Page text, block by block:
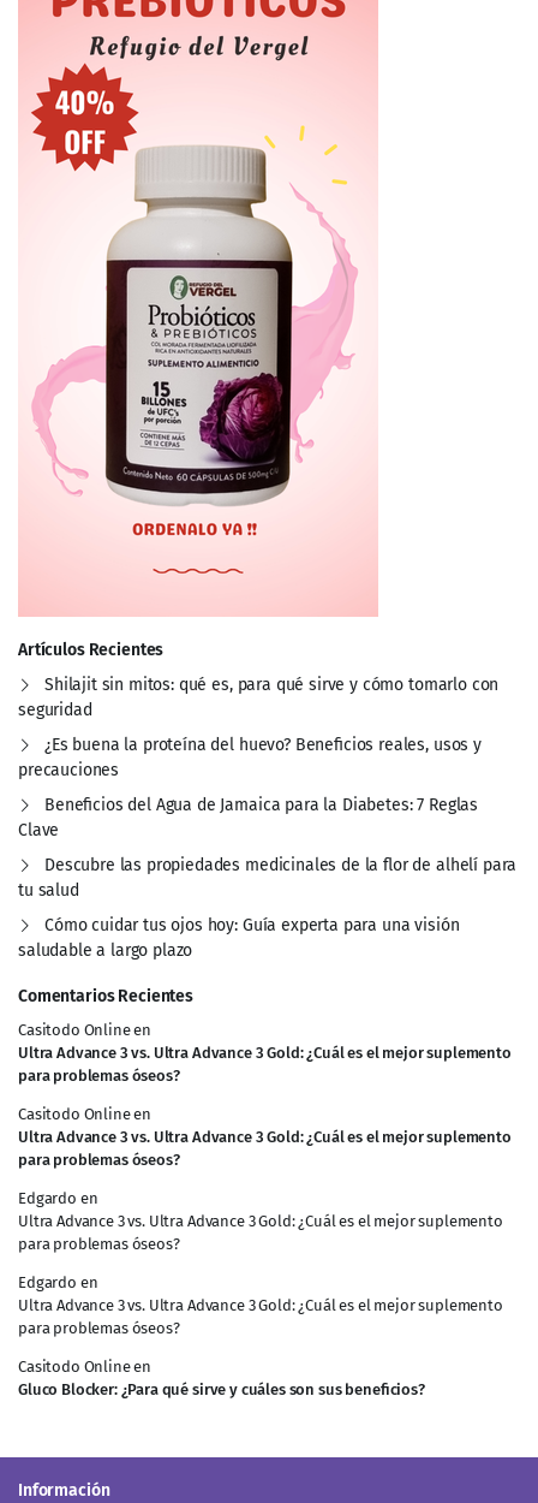
Artículos Recientes
Shilajit sin mitos: qué es, para qué sirve y cómo tomarlo con
seguridad
¿Es buena la proteína del huevo? Beneficios reales, usos y
precauciones
Beneficios del Agua de Jamaica para la Diabetes: 7 Reglas
Clave
Descubre las propiedades medicinales de la flor de alhelí para
tu salud
Cómo cuidar tus ojos hoy: Guía experta para una visión
saludable a largo plazo
Comentarios Recientes
Casitodo Onlineen
Ultra Advance 3 vs. Ultra Advance 3 Gold: ¿Cuál es el mejor suplemento
para problemas óseos?
Casitodo Onlineen
Ultra Advance 3 vs. Ultra Advance 3 Gold: ¿Cuál es el mejor suplemento
para problemas óseos?
Edgardo en
Ultra Advance 3 vs. Ultra Advance 3 Gold: ¿Cuál es el mejor suplemento
para problemas óseos?
Edgardo en
Ultra Advance 3 vs. Ultra Advance 3 Gold: ¿Cuál es el mejor suplemento
para problemas óseos?
Casitodo Onlineen
Gluco Blocker: ¿Para qué sirve y cuáles son sus beneficios?
Información